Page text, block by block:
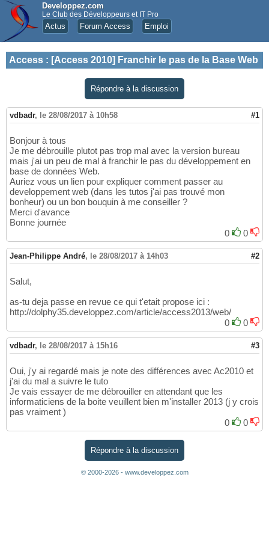
Developpez.com
Le Club des Développeurs et IT Pro
Actus Forum Access Emploi
Access : [Access 2010] Franchir le pas de la Base Web
Répondre à la discussion
vdbadr, le 28/08/2017 à 10h58 #1
Bonjour à tous
Je me débrouille plutot pas trop mal avec la version bureau
mais j'ai un peu de mal à franchir le pas du développement en
base de données Web.
Auriez vous un lien pour expliquer comment passer au
developpement web (dans les tutos j'ai pas trouvé mon
bonheur) ou un bon bouquin à me conseiller ?
Merci d'avance
Bonne journée
0
0
Jean-Philippe André, le 28/08/2017 à 14h03 #2
Salut,
as-tu deja passe en revue ce qui t'etait propose ici :
http://dolphy35.developpez.com/article/access2013/web/
0
0
vdbadr, le 28/08/2017 à 15h16 #3
Oui, j'y ai regardé mais je note des différences avec Ac2010 et
j'ai du mal a suivre le tuto
Je vais essayer de me débrouiller en attendant que les
informaticiens de la boite veuillent bien m'installer 2013 (j y crois
pas vraiment )
0
0
Répondre à la discussion
© 2000-2026 - www.developpez.com